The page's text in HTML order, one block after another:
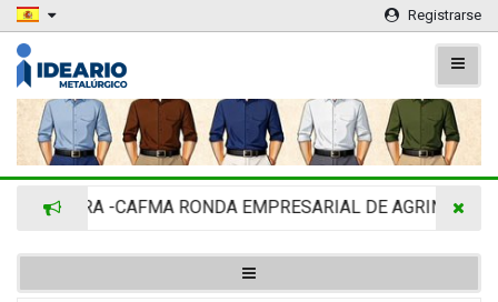
Registrarse
-CAFMA RONDA EMPRESARIAL DE AGRINOVA EN LA